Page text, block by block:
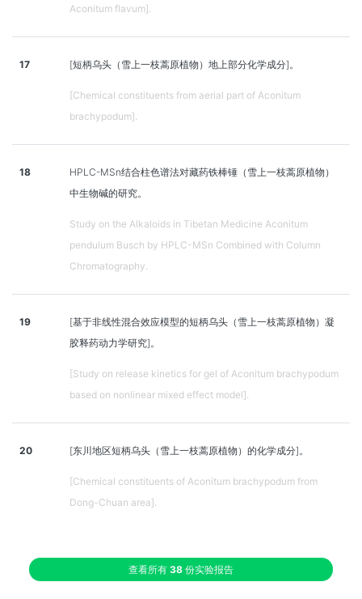
Aconitum flavum].
17 [短柄乌头（雪上一枝蒿原植物）地上部分化学成分]。
[Chemical constituents from aerial part of Aconitum
brachypodum].
18
HPLC-MSn结合柱色谱法对藏药铁棒锤（雪上一枝蒿原植物）
中生物碱的研究。
Study on the Alkaloids in Tibetan Medicine Aconitum
pendulum Busch by HPLC-MSn Combined with Column
Chromatography.
19
[基于非线性混合效应模型的短柄乌头（雪上一枝蒿原植物）凝
胶释药动力学研究]。
[Study on release kinetics for gel of Aconitum brachypodum
based on nonlinear mixed effect model].
20 [东川地区短柄乌头（雪上一枝蒿原植物）的化学成分]。
[Chemical constituents of Aconitum brachypodum from
Dong-Chuan area].
查看所有 38 份实验报告